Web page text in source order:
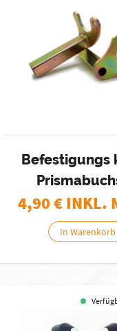
Befestigungs
4,90€ INKL.
In Warenkorb